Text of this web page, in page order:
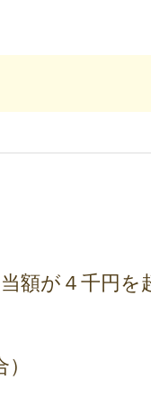
額が４千円を